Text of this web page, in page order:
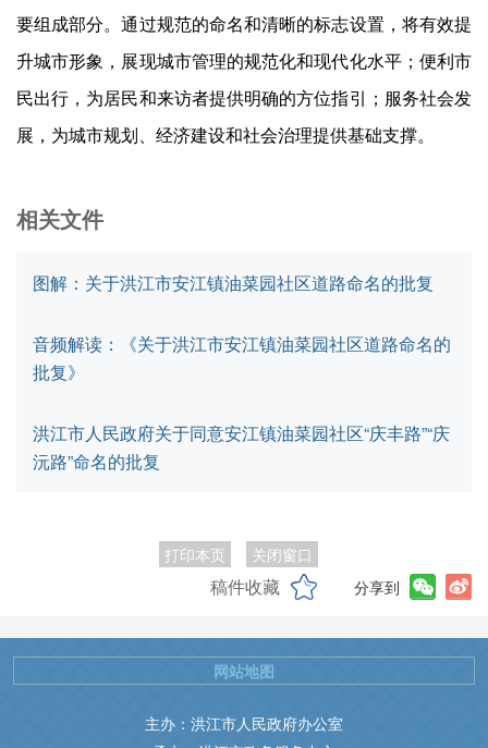
要组成部分。通过规范的命名和清晰的标志设置，将有效提
升城市形象，展现城市管理的规范化和现代化水平；便利市
民出行，为居民和来访者提供明确的方位指引；服务社会发
展，为城市规划、经济建设和社会治理提供基础支撑。
相关文件
图解：关于洪江市安江镇油菜园社区道路命名的批复
音频解读：《关于洪江市安江镇油菜园社区道路命名的
批复》
洪江市人民政府关于同意安江镇油菜园社区“庆丰路”“庆
沅路”命名的批复
打印本页 关闭窗口
稿件收藏 分享到
主办：洪江市人民政府办公室
网站地图